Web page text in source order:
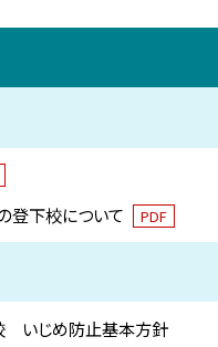
登下校について PDF
いじめ防止基本方針